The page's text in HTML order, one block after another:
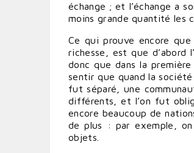
échange ; et l’échange a
moins grande quantité les
Ce qui prouve encore
richesse, est que d’abord
donc que dans la
sentir que quand la
fut séparé, une
différents, et l’on fut
encore beaucoup de
de plus : par exemple,
objets.